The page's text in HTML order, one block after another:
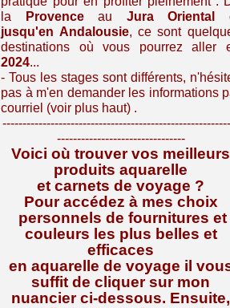
la
Provenceau Jura Oriental
jusqu'en Andalousie, ce sont
destinations où vous pourrez aller
2024...
- Tous les stages sont différents, n
pas à m'en demander les informations
courriel (voir plus haut) .
--------------------------------
Voici où trouver vos meilleurs
produits aquarelle
et carnets de voyage ?
Pour accédez à mes choix
personnels de fournitures et
couleurs les plus belles et
efficaces
en aquarelle de voyage il
suffit de cliquer sur mon
nuancier ci-dessous. Ensuite,